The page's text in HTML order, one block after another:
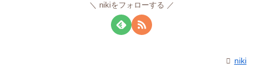
nikiをフォローする
niki